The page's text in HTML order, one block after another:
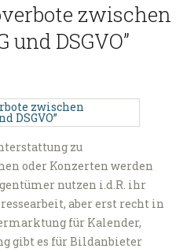
zwischen
DSGVO”
zu
oder Konzerten werden
nutzen i.d.R. ihr
aber erst recht in
für Kalender,
gibt es für Bildanbieter